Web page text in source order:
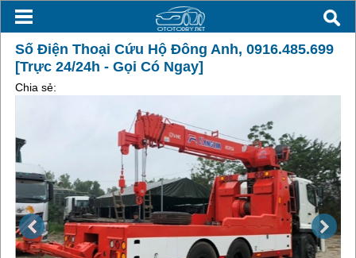
Số Điện Thoại Cứu Hộ Đông Anh, 0916.485.699
[Trực 24/24h - Gọi Có Ngay]
Chia sẻ: